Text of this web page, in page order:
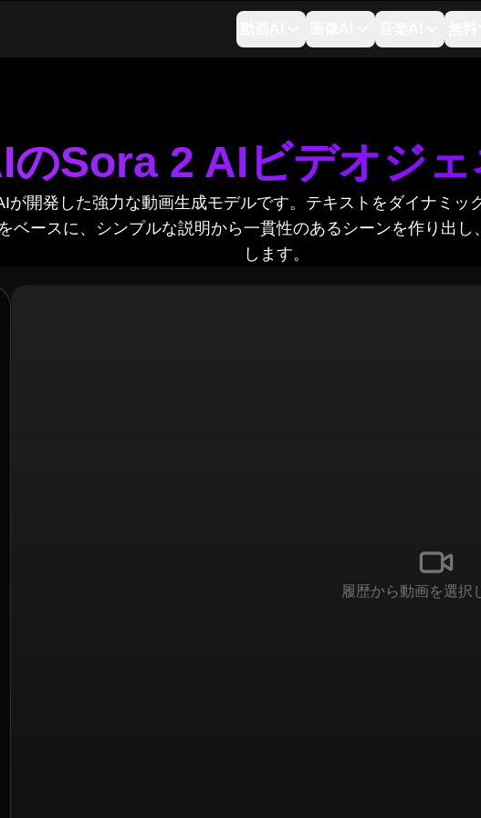
のSora 2 AIビデオジ
が開発した強力な動画生成モデルです。テキストをダイナミ
ベースに、シンプルな説明から一貫性のあるシーンを作り出
します。
履歴から動画を選択